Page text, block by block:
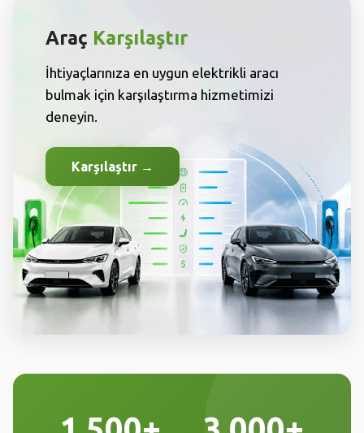
Araç Karşılaştır
İhtiyaçlarınıza en uygun elektrikli aracı
bulmak için karşılaştırma hizmetimizi
deneyin.
Karşılaştır →